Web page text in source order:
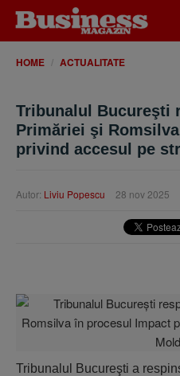
HOME ACTUALITATE
Tribunalul Bucureşti
Primăriei şi
privind accesul pe
Autor: Liviu Popescu 28 nov 2025
Tribunalul Bucureşti a